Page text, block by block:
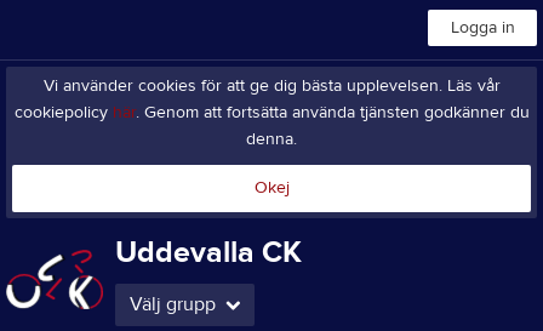
Logga in
Vi använder cookies för att ge dig bästa upplevelsen. Läs vår
cookiepolicy här. Genom att fortsätta använda tjänsten godkänner du
denna.
Okej
Uddevalla CK
Välj grupp